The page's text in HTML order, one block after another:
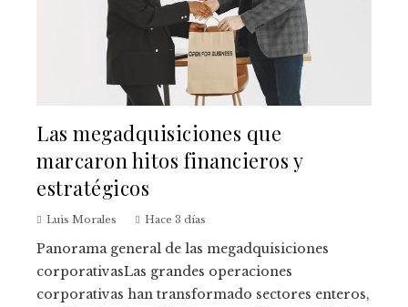
Las megadquisiciones que
marcaron hitos financieros y
estratégicos
Luis Morales Hace 3 días
Panorama general de las megadquisiciones
corporativasLas grandes operaciones
corporativas han transformado sectores enteros,